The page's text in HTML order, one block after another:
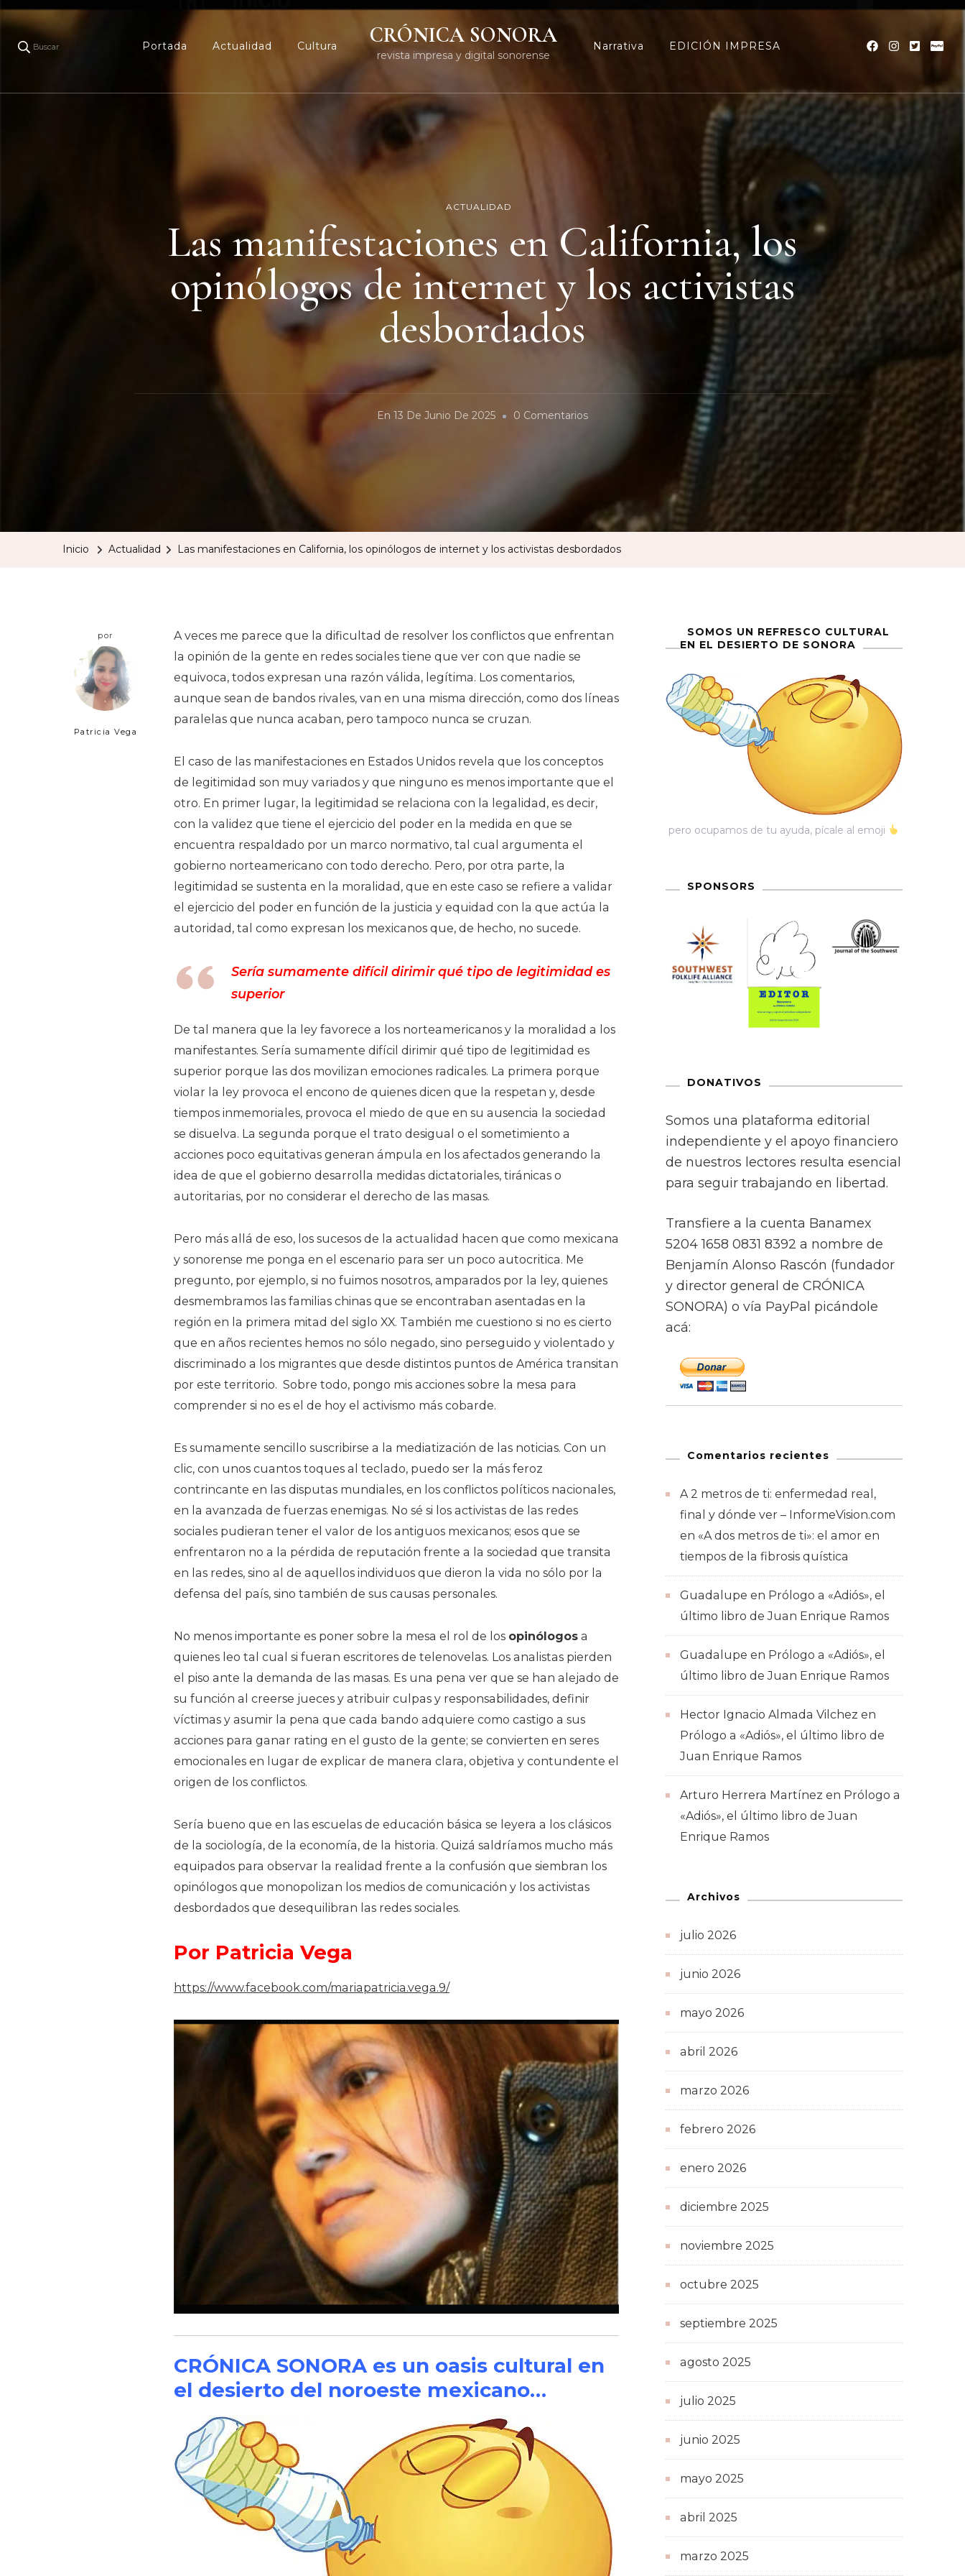
Buscar Portada Actualidad Cultura CRÓNICA SONORA
revista impresa y digital sonorense
Narrativa EDICIÓN IMPRESA
ACTUALIDAD
Las manifestaciones en California, los
opinólogos de internet y los activistas
desbordados
En 13 De Junio De 2025 0 ComentariosEn
En
Los
Activistas
Inicio Actualidad Las manifestaciones en California, los opinólogos de internet y los activistas desbordados
por
Patricia Vega
A veces me parece que la dificultad de resolver los conflictos que enfrentan
la opinión de la gente en redes sociales tiene que ver con que nadie se
equivoca, todos expresan una razón válida, legítima. Los comentarios,
aunque sean de bandos rivales, van en una misma dirección, como dos líneas
paralelas que nunca acaban, pero tampoco nunca se cruzan.
El caso de las manifestaciones en Estados Unidos revela que los conceptos
de legitimidad son muy variados y que ninguno es menos importante que el
otro. En primer lugar, la legitimidad se relaciona con la legalidad, es decir,
con la validez que tiene el ejercicio del poder en la medida en que se
encuentra respaldado por un marco normativo, tal cual argumenta el
gobierno norteamericano con todo derecho. Pero, por otra parte, la
legitimidad se sustenta en la moralidad, que en este caso se refiere a validar
el ejercicio del poder en función de la justicia y equidad con la que actúa la
autoridad, tal como expresan los mexicanos que, de hecho, no sucede.
Sería sumamente difícil dirimir qué tipo de legitimidad es
superior
De tal manera que la ley favorece a los norteamericanos y la moralidad a los
manifestantes. Sería sumamente difícil dirimir qué tipo de legitimidad es
superior porque las dos movilizan emociones radicales. La primera porque
violar la ley provoca el encono de quienes dicen que la respetan y, desde
tiempos inmemoriales, provoca el miedo de que en su ausencia la sociedad
se disuelva. La segunda porque el trato desigual o el sometimiento a
acciones poco equitativas generan ámpula en los afectados generando la
idea de que el gobierno desarrolla medidas dictatoriales, tiránicas o
autoritarias, por no considerar el derecho de las masas.
Pero más allá de eso, los sucesos de la actualidad hacen que como mexicana
y sonorense me ponga en el escenario para ser un poco autocritica. Me
pregunto, por ejemplo, si no fuimos nosotros, amparados por la ley, quienes
desmembramos las familias chinas que se encontraban asentadas en la
región en la primera mitad del siglo XX. También me cuestiono si no es cierto
que en años recientes hemos no sólo negado, sino perseguido y violentado y
discriminado a los migrantes que desde distintos puntos de América transitan
por este territorio. Sobre todo, pongo mis acciones sobre la mesa para
comprender si no es el de hoy el activismo más cobarde.
Es sumamente sencillo suscribirse a la mediatización de las noticias. Con un
clic, con unos cuantos toques al teclado, puedo ser la más feroz
contrincante en las disputas mundiales, en los conflictos políticos nacionales,
en la avanzada de fuerzas enemigas. No sé si los activistas de las redes
sociales pudieran tener el valor de los antiguos mexicanos; esos que se
enfrentaron no a la pérdida de reputación frente a la sociedad que transita
en las redes, sino al de aquellos individuos que dieron la vida no sólo por la
defensa del país, sino también de sus causas personales.
No menos importante es poner sobre la mesa el rol de los opinólogos a
quienes leo tal cual si fueran escritores de telenovelas. Los analistas pierden
el piso ante la demanda de las masas. Es una pena ver que se han alejado de
su función al creerse jueces y atribuir culpas y responsabilidades, definir
víctimas y asumir la pena que cada bando adquiere como castigo a sus
acciones para ganar rating en el gusto de la gente; se convierten en seres
emocionales en lugar de explicar de manera clara, objetiva y contundente el
origen de los conflictos.
Sería bueno que en las escuelas de educación básica se leyera a los clásicos
de la sociología, de la economía, de la historia. Quizá saldríamos mucho más
equipados para observar la realidad frente a la confusión que siembran los
opinólogos que monopolizan los medios de comunicación y los activistas
desbordados que desequilibran las redes sociales.
Por Patricia Vega
https://www.facebook.com/mariapatricia.vega.9/
CRÓNICA SONORA es un oasis cultural en
el desierto del noroeste mexicano…
SOMOS UN REFRESCO CULTURAL
EN EL DESIERTO DE SONORA
pero ocupamos de tu ayuda, pícale al emoji
SPONSORS
DONATIVOS
Somos una plataforma editorial
independiente y el apoyo financiero
de nuestros lectores resulta esencial
para seguir trabajando en libertad.
Transfiere a la cuenta Banamex
5204 1658 0831 8392 a nombre de
Benjamín Alonso Rascón (fundador
y director general de CRÓNICA
SONORA) o vía PayPal picándole
acá:
Comentarios recientes
A 2 metros de ti: enfermedad real,
final y dónde ver – InformeVision.com
en «A dos metros de ti»: el amor en
tiempos de la fibrosis quística
Guadalupe en Prólogo a «Adiós», el
último libro de Juan Enrique Ramos
Guadalupe en Prólogo a «Adiós», el
último libro de Juan Enrique Ramos
Hector Ignacio Almada Vilchez en
Prólogo a «Adiós», el último libro de
Juan Enrique Ramos
Arturo Herrera Martínez en Prólogo a
«Adiós», el último libro de Juan
Enrique Ramos
Archivos
julio 2026
junio 2026
mayo 2026
abril 2026
marzo 2026
febrero 2026
enero 2026
diciembre 2025
noviembre 2025
octubre 2025
septiembre 2025
agosto 2025
julio 2025
junio 2025
mayo 2025
abril 2025
marzo 2025